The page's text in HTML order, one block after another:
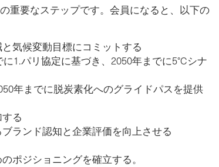
重要なステップです。会員になると、以下の
気候変動目標にコミットする
1.パリ協定に基づき、2050年までに5°Cシナ
年までに脱炭素化へのグライドパスを提供
る
ランド認知と企業評価を向上させる
ポジショニングを確立する。